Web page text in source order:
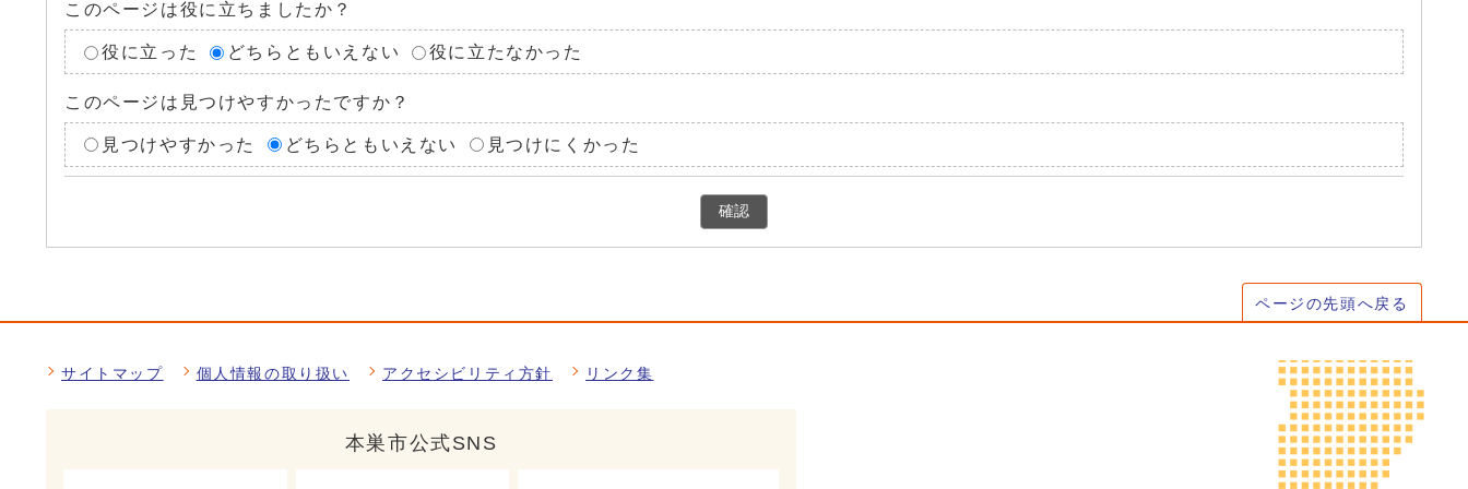
このページは役に立ちましたか？
役に立った どちらともいえない 役に立たなかった
このページは見つけやすかったですか？
見つけやすかった どちらともいえない 見つけにくかった
確認
ページの先頭へ戻る
サイトマップ 個人情報の取り扱い アクセシビリティ方針 リンク集
本巣市公式SNS